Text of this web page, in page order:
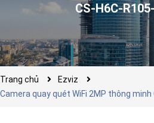
CS-H6C-
Trang chủ
Ezviz
Camera quay quét WiFi 2MP thông minh